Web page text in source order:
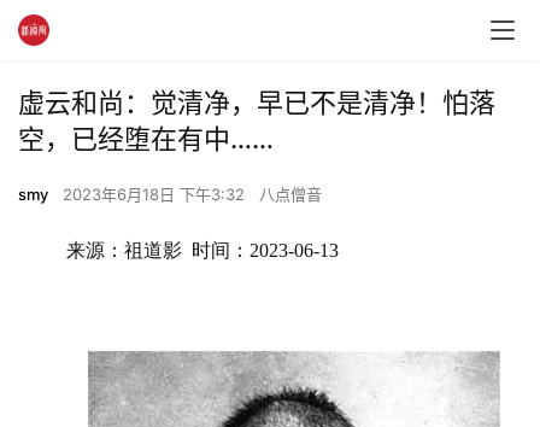
虚云和尚：觉清净，早已不是清净！怕落
空，已经堕在有中……
smy 2023年6月18日 下午3:32 八点僧音
来源：祖道影  时间：2023-06-13